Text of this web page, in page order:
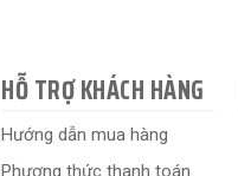
HỖ TRỢ KHÁCH HÀNG
Hướng dẫn mua hàng
Phương thức thanh toán